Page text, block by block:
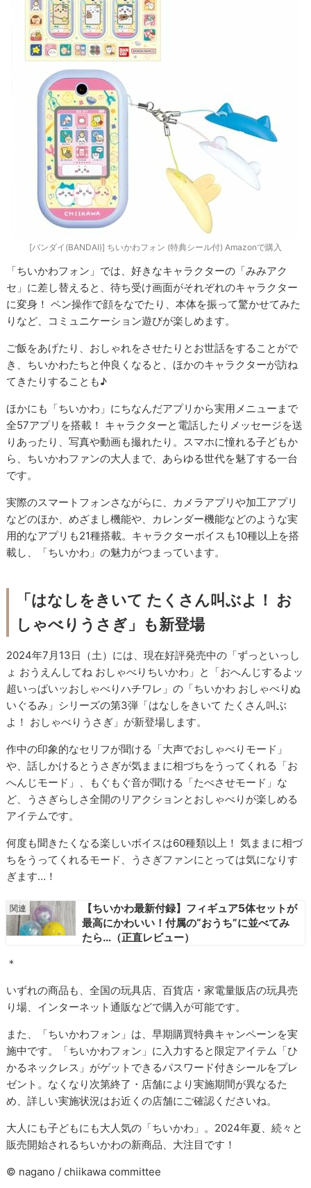
[バンダイ(BANDAI)] ちいかわフォン (特典シール付) Amazonで購入
「ちいかわフォン」では、好きなキャラクターの「みみアク
セ」に差し替えると、待ち受け画面がそれぞれのキャラクター
に変身！ ペン操作で顔をなでたり、本体を振って驚かせてみた
りなど、コミュニケーション遊びが楽しめます。
ご飯をあげたり、おしゃれをさせたりとお世話をすることがで
き、ちいかわたちと仲良くなると、ほかのキャラクターが訪ね
てきたりすることも♪
ほかにも「ちいかわ」にちなんだアプリから実用メニューまで
全57アプリを搭載！ キャラクターと電話したりメッセージを送
りあったり、写真や動画も撮れたり。スマホに憧れる子どもか
ら、ちいかわファンの大人まで、あらゆる世代を魅了する一台
です。
実際のスマートフォンさながらに、カメラアプリや加工アプリ
などのほか、めざまし機能や、カレンダー機能などのような実
用的なアプリも21種搭載。キャラクターボイスも10種以上を搭
載し、「ちいかわ」の魅力がつまっています。
「はなしをきいて たくさん叫ぶよ！ お
しゃべりうさぎ」も新登場
2024年7月13日（土）には、現在好評発売中の「ずっといっし
ょ おうえんしてね おしゃべりちいかわ」と「おへんじするよッ
超いっぱいッおしゃべりハチワレ」の「ちいかわ おしゃべりぬ
いぐるみ」シリーズの第3弾「はなしをきいて たくさん叫ぶ
よ！ おしゃべりうさぎ」が新登場します。
作中の印象的なセリフが聞ける「大声でおしゃべりモード」
や、話しかけるとうさぎが気ままに相づちをうってくれる「お
へんじモード」、もぐもぐ音が聞ける「たべさせモード」な
ど、うさぎらしさ全開のリアクションとおしゃべりが楽しめる
アイテムです。
何度も聞きたくなる楽しいボイスは60種類以上！ 気ままに相づ
ちをうってくれるモード、うさぎファンにとっては気になりす
ぎます…！
【ちいかわ最新付録】フィギュア5体セットが
最高にかわいい！付属の“おうち”に並べてみ
たら…（正直レビュー）
＊
いずれの商品も、全国の玩具店、百貨店・家電量販店の玩具売
り場、インターネット通販などで購入が可能です。
また、「ちいかわフォン」は、早期購買特典キャンペーンを実
施中です。「ちいかわフォン」に入力すると限定アイテム「ひ
かるネックレス」がゲットできるパスワード付きシールをプレ
ゼント。なくなり次第終了・店舗により実施期間が異なるた
め、詳しい実施状況はお近くの店舗にご確認くださいね。
大人にも子どもにも大人気の「ちいかわ」。2024年夏、続々と
販売開始されるちいかわの新商品、大注目です！
© nagano / chiikawa committee